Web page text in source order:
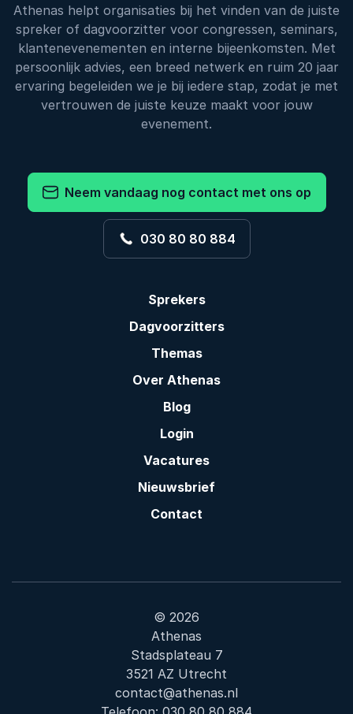
Athenas helpt organisaties bij het vinden van de juiste
spreker of dagvoorzitter voor congressen, seminars,
klantenevenementen en interne bijeenkomsten. Met
persoonlijk advies, een breed netwerk en ruim 20 jaar
ervaring begeleiden we je bij iedere stap, zodat je met
vertrouwen de juiste keuze maakt voor jouw
evenement.
Neem vandaag nog contact met ons op
030 80 80 884
Sprekers
Dagvoorzitters
Themas
Over Athenas
Blog
Login
Vacatures
Nieuwsbrief
Contact
© 2026
Athenas
Stadsplateau 7
3521 AZ Utrecht
contact@athenas.nl